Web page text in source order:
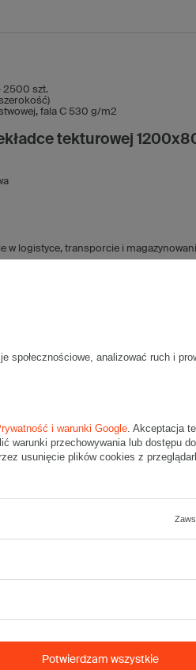
2500 szt.
fala C 530 g/m2
tekturowej
w logistyce, transporcie i
wyceny transportu skontaktuj się
tekturowa 1200x800
trójwarstwowych,
oddziela warstwy towarów o lekkiej i
czas. Neutralny szary kolor
tekturowej 1200x800
rozwiązanie dla firm, które
i ochronę towarów . Jej główne zalety to:
zamówieniach.
tekturową 1200x800
sprawia, że znajduje ona
przed zabrudzeniem lub
przy kompletowaniu zamówień,
(np. różne partie lub serie),
społecznościowe, analizować ruch i
i warunki Google. Akceptacja
warunki przechowywania lub dostępu
usunięcie plików cookies z
Potwierdzam wszystkie